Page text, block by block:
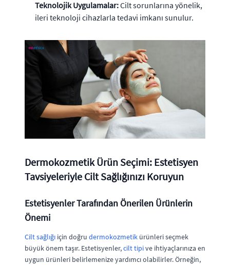
Teknolojik Uygulamalar:Cilt sorunlarına yönelik,
ileri teknoloji cihazlarla tedavi imkanı sunulur.
Dermokozmetik Ürün Seçimi: Estetisyen
Tavsiyeleriyle Cilt Sağlığınızı Koruyun
Estetisyenler Tarafından Önerilen Ürünlerin
Önemi
Cilt sağlığı için doğru dermokozmetik ürünleri seçmek
büyük önem taşır. Estetisyenler,cilt tipive ihtiyaçlarınıza en
uygun ürünleri belirlemenize yardımcı olabilirler. Örneğin,